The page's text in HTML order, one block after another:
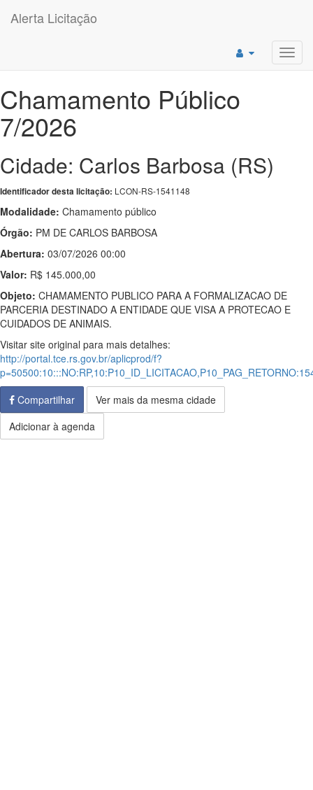
Alerta Licitação
Chamamento Público
7/2026
Cidade: Carlos Barbosa (RS)
Identificador desta licitação: LCON-RS-1541148
Modalidade: Chamamento público
Órgão: PM DE CARLOS BARBOSA
Abertura: 03/07/2026 00:00
Valor: R$ 145.000,00
Objeto: CHAMAMENTO PUBLICO PARA A FORMALIZACAO DE
PARCERIA DESTINADO A ENTIDADE QUE VISA A PROTECAO E
CUIDADOS DE ANIMAIS.
Visitar site original para mais detalhes:
http://portal.tce.rs.gov.br/aplicprod/f?
Compartilhar
Ver mais da mesma cidade
Adicionar à agenda